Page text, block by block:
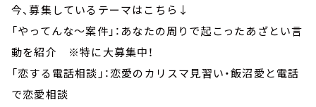
今、募集しているテーマはこちら↓
「やってんな～案件」：あなたの周りで起こったあざとい言
動を紹介 ※特に大募集中！
「恋する電話相談」：恋愛のカリスマ見習い・飯沼愛と電話
で恋愛相談